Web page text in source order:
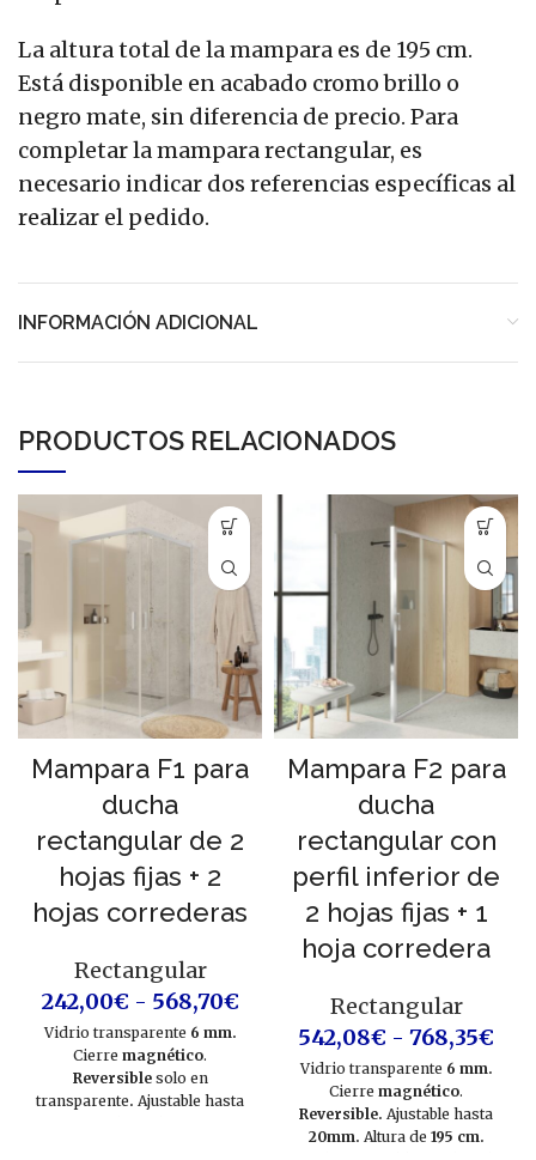
La altura total de la mampara es de 195 cm.
Está disponible en acabado cromo brillo o
negro mate, sin diferencia de precio. Para
completar la mampara rectangular, es
necesario indicar dos referencias específicas al
realizar el pedido.
INFORMACIÓN ADICIONAL
PRODUCTOS RELACIONADOS
Mampara F1 para
ducha
rectangular de 2
hojas fijas + 2
hojas correderas
Rectangular
242,00€ - 568,70€
Vidrio transparente 6 mm.
Cierre magnético.
Reversiblesolo en
transparente. Ajustable hasta
Mampara F2 para
ducha
rectangular con
perfil inferior de
2 hojas fijas + 1
hoja corredera
Rectangular
542,08€ - 768,35€
Vidrio transparente 6 mm.
Cierre magnético.
Reversible. Ajustable hasta
20mm. Altura de 195 cm.